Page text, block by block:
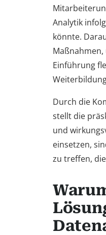
Analytik
könnte.
Einführung
Durch die
stellt die
und
einsetzen,
zu treffen,